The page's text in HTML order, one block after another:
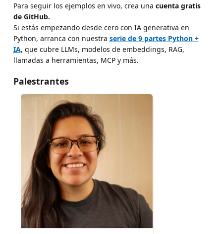
Para seguir los ejemplos en vivo, crea una cuenta gratis
de GitHub.
Si estás empezando desde cero con IA generativa en
Python, arranca con nuestra serie de 9 partes Python +
IA, que cubre LLMs, modelos de embeddings, RAG,
llamadas a herramientas, MCP y más.
Palestrantes